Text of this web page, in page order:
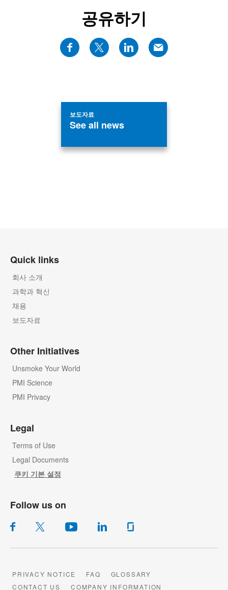
공유하기
보도자료
See all news
Quick links
회사 소개
과학과 혁신
채용
보도자료
Other Initiatives
Unsmoke Your World
PMI Science
PMI Privacy
Legal
Terms of Use
Legal Documents
쿠키 기본 설정
Follow us on
PRIVACY NOTICE FAQ
GLOSSARY
CONTACT US
COMPANY INFORMATION